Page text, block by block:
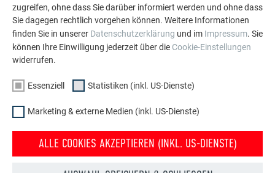
MEHR REFERENZEN ANSEHEN
zugreifen, ohne dass Sie darüber informiert werden und ohne dass
Sie dagegen rechtlich vorgehen können. Weitere Informationen
finden Sie in unserer Datenschutzerklärung und im Impressum. Sie
können Ihre Einwilligung jederzeit über die Cookie-Einstellungen
widerrufen.
Essenziell Statistiken (inkl. US-Dienste)
Marketing & externe Medien (inkl. US-Dienste)
ALLE COOKIES AKZEPTIEREN (INKL. US-DIENSTE)